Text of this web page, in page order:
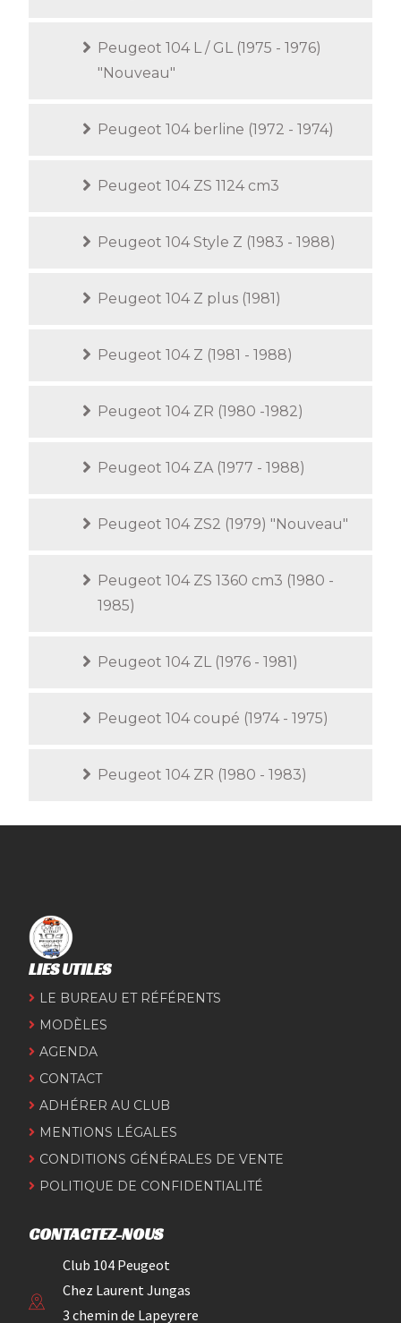
Peugeot 104 L / GL (1975 - 1976)
"Nouveau"
Peugeot 104 berline (1972 - 1974)
Peugeot 104 ZS 1124 cm3
Peugeot 104 Style Z (1983 - 1988)
Peugeot 104 Z plus (1981)
Peugeot 104 Z (1981 - 1988)
Peugeot 104 ZR (1980 -1982)
Peugeot 104 ZA (1977 - 1988)
Peugeot 104 ZS2 (1979) "Nouveau"
Peugeot 104 ZS 1360 cm3 (1980 -
1985)
Peugeot 104 ZL (1976 - 1981)
Peugeot 104 coupé (1974 - 1975)
Peugeot 104 ZR (1980 - 1983)
LIES UTILES
LE BUREAU ET RÉFÉRENTS
MODÈLES
AGENDA
CONTACT
ADHÉRER AU CLUB
MENTIONS LÉGALES
CONDITIONS GÉNÉRALES DE VENTE
POLITIQUE DE CONFIDENTIALITÉ
CONTACTEZ-NOUS
Club 104 Peugeot
Chez Laurent Jungas
3 chemin de Lapeyrere